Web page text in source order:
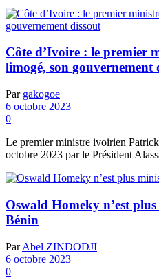
Côte d’Ivoire : le premier
limogé, son gouvernement
Par gakogoe
6 octobre 2023
0
Le premier ministre ivoirien
octobre 2023 par le Président
Oswald Homeky n’est
Bénin
Par Abel ZINDODJI
6 octobre 2023
0